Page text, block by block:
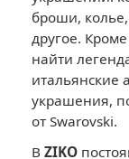
броши,
другое. Кроме
найти
итальянские
украшения,
от Swarovski.
В ZIKO